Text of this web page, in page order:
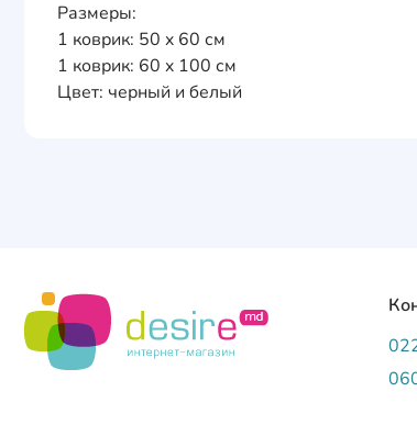
Размеры:
1 коврик: 50 x 60 см
1 коврик: 60 x 100 см
Цвет: черный и белый